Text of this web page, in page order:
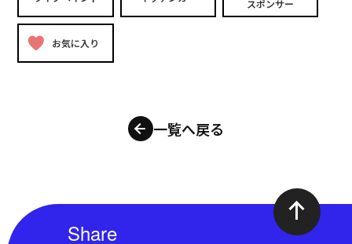
スポンサー
お気に入り
一覧へ戻る
Share